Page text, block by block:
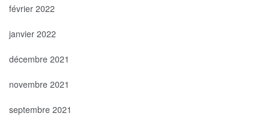
février 2022
janvier 2022
décembre 2021
novembre 2021
septembre 2021